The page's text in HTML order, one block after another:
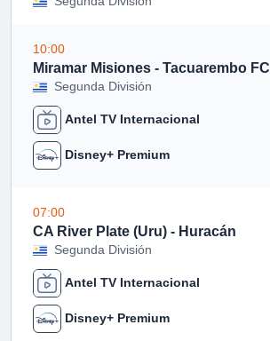
10:00
Miramar Misiones - Tacuarembo FC
Segunda División
Antel TV Internacional
Disney+ Premium
07:00
CA River Plate (Uru) - Huracán
Segunda División
Antel TV Internacional
Disney+ Premium